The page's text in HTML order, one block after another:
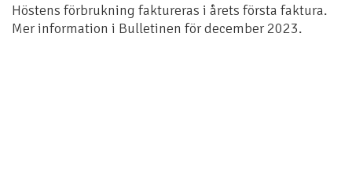
Höstens förbrukning faktureras i årets första faktura.
Mer information i Bulletinen för december 2023.